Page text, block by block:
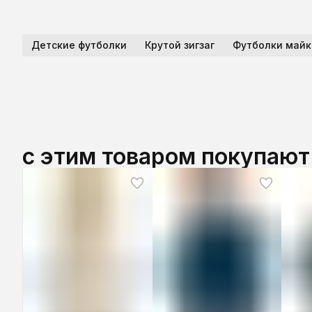
Детские футболки Крутой зигзаг Футболки
с этим товаром покупают